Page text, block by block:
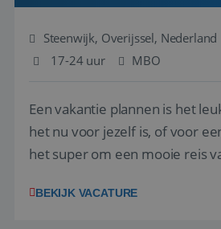
Steenwijk, Overijssel, Nederland
17-24 uur
MBO
Een vakantie plannen is het
het nu voor jezelf is, of voor
het super om een mooie reis
vakantiegangers de meest
BEKIJK VACATURE